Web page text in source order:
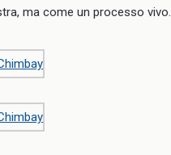
ma come un processo vivo.